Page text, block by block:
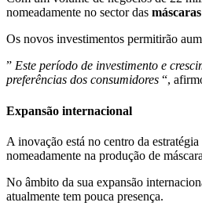
nomeadamente no sector das
Os novos investimentos permitirão
” Este período de investimento e
preferências dos consumidores “,
Expansão internacional
A inovação está no centro da estratégia
nomeadamente na produção de
No âmbito da sua expansão
atualmente tem pouca presença.